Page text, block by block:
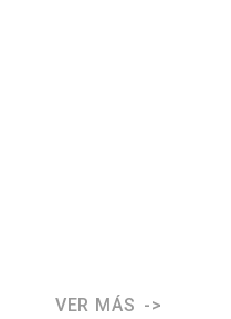
VER MÁS